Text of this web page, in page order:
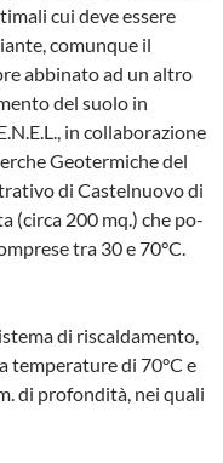
cui deve essere
comunque il
abbina­to ad un altro
del suolo in
in col­laborazione
Geotermiche del
di Castelnuovo di
(circa 200 mq.) che po­
tra 30 e 70°C.
di riscaldamento,
temperature di 70°C e
di profondità, nei quali